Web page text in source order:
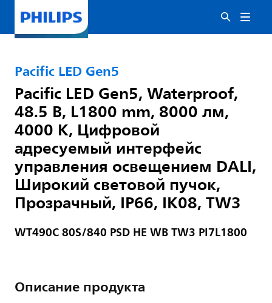
Pacific LED Gen5
Pacific LED Gen5, Waterproof,
48.5 В, L1800 mm, 8000 лм,
4000 K, Цифровой
адресуемый интерфейс
управления освещением DALI,
Широкий световой пучок,
Прозрачный, IP66, IK08, TW3
WT490C 80S/840 PSD HE WB TW3 PI7L1800
Описание продукта